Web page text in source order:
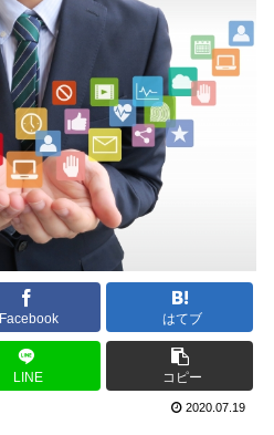
Facebook はてブ
LINE コピー
2020.07.19